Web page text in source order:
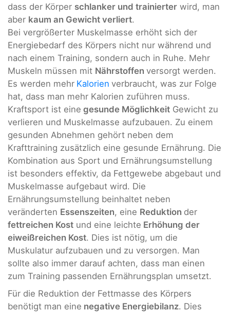
dass der Körper schlanker und trainierter wird, man
aber kaum an Gewicht verliert.
Bei vergrößerter Muskelmasse erhöht sich der
Energiebedarf des Körpers nicht nur während und
nach einem Training, sondern auch in Ruhe. Mehr
Muskeln müssen mit Nährstoffen versorgt werden.
Es werden mehr Kalorien verbraucht, was zur Folge
hat, dass man mehr Kalorien zuführen muss.
Kraftsport ist eine gesunde Möglichkeit Gewicht zu
verlieren und Muskelmasse aufzubauen. Zu einem
gesunden Abnehmen gehört neben dem
Krafttraining zusätzlich eine gesunde Ernährung. Die
Kombination aus Sport und Ernährungsumstellung
ist besonders effektiv, da Fettgewebe abgebaut und
Muskelmasse aufgebaut wird. Die
Ernährungsumstellung beinhaltet neben
veränderten Essenszeiten, eine Reduktion der
fettreichen Kost und eine leichte Erhöhung der
eiweißreichen Kost. Dies ist nötig, um die
Muskulatur aufzubauen und zu versorgen. Man
sollte also immer darauf achten, dass man einen
zum Training passenden Ernährungsplan umsetzt.
Für die Reduktion der Fettmasse des Körpers
benötigt man eine negative Energiebilanz. Dies